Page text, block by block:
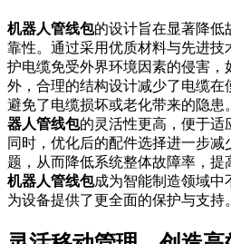
机器人管线包的设计旨在显著降低
靠性。通过采用优质材料与先进技
护电缆免受外界环境因素的侵害，
外，合理的结构设计减少了电缆在
避免了电缆损坏或老化带来的隐患
器人管线包的灵活性更高，便于适
同时，优化后的配件选择进一步减
题，从而降低系统整体故障率，
机器人管线包成为智能制造领域中
为设备提供了更全面的保护与支持。